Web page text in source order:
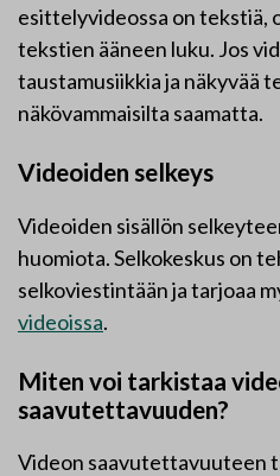
esittelyvideossa on tekstiä,
tekstien ääneen luku. Jos
taustamusiikkia ja näkyvää
näkövammaisilta saamatta.
Videoiden selkeys
Videoiden sisällön
huomiota. Selkokeskus on
selkoviestintään ja tarjoaa
videoissa.
Miten voi tarkistaa
saavutettavuuden?
Videon saavutettavuuteen